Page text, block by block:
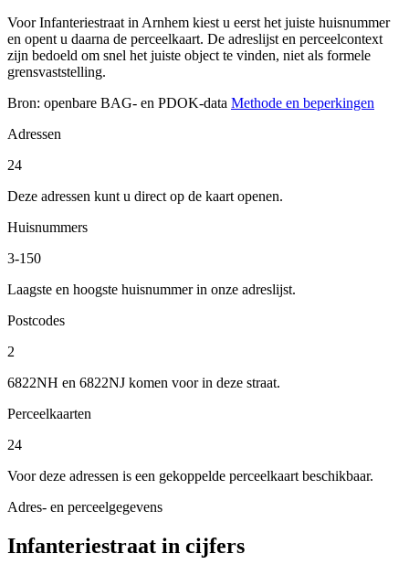
Voor Infanteriestraat in Arnhem kiest u eerst het juiste huisnummer
en opent u daarna de perceelkaart. De adreslijst en perceelcontext
zijn bedoeld om snel het juiste object te vinden, niet als formele
grensvaststelling.
Bron: openbare BAG- en PDOK-data Methode en beperkingen
Adressen
24
Deze adressen kunt u direct op de kaart openen.
Huisnummers
3-150
Laagste en hoogste huisnummer in onze adreslijst.
Postcodes
2
6822NH en 6822NJ komen voor in deze straat.
Perceelkaarten
24
Voor deze adressen is een gekoppelde perceelkaart beschikbaar.
Adres- en perceelgegevens
Infanteriestraat in cijfers